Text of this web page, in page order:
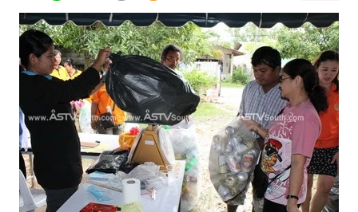
ผู้จัดกวน
Good health & Well-being
Green Innovation & SD
Management & HR
MGR Live
Infographic
การเมือง
ท่องเที่ยว